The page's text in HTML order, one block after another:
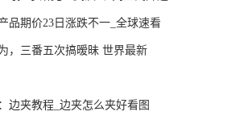
品期价23日涨跌不一_全球速看
，三番五次搞暧昧 世界最新
边夹教程_边夹怎么夹好看图